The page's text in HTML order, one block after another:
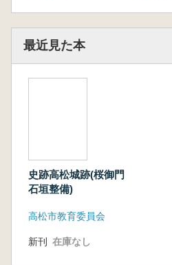
最近見た本
史跡高松城跡(桜御門
石垣整備)
高松市教育委員会
新刊 在庫なし